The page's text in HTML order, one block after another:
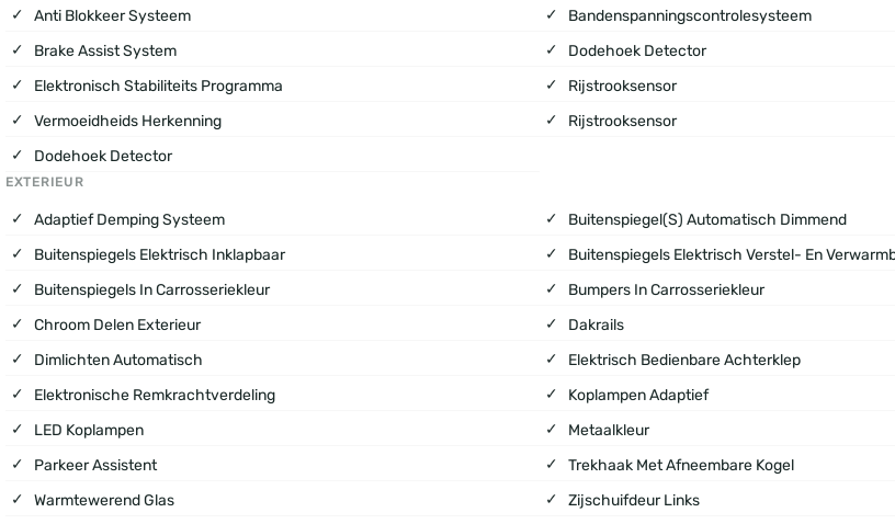
Anti Blokkeer Systeem
Bandenspanningscontrolesysteem
Brake Assist System
Dodehoek Detector
Elektronisch Stabiliteits Programma
Rijstrooksensor
Vermoeidheids Herkenning
Rijstrooksensor
Dodehoek Detector
EXTERIEUR
Adaptief Demping Systeem
Buitenspiegel(s) Automatisch Dimmend
Buitenspiegels Elektrisch Inklapbaar
Buitenspiegels Elektrisch Verstel- En
Buitenspiegels In Carrosseriekleur
Bumpers In Carrosseriekleur
Chroom Delen Exterieur
Dakrails
Dimlichten Automatisch
Elektrisch Bedienbare Achterklep
Elektronische Remkrachtverdeling
Koplampen Adaptief
LED Koplampen
Metaalkleur
Parkeer Assistent
Trekhaak Met Afneembare Kogel
Warmtewerend Glas
Zijschuifdeur Links